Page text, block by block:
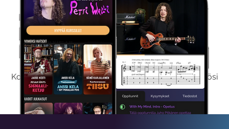
Kokeile Ilmaiseksi
Kokeilemalla ilmaiseksi saat koko sisältömme käyttöösi
viikon ajaksi.